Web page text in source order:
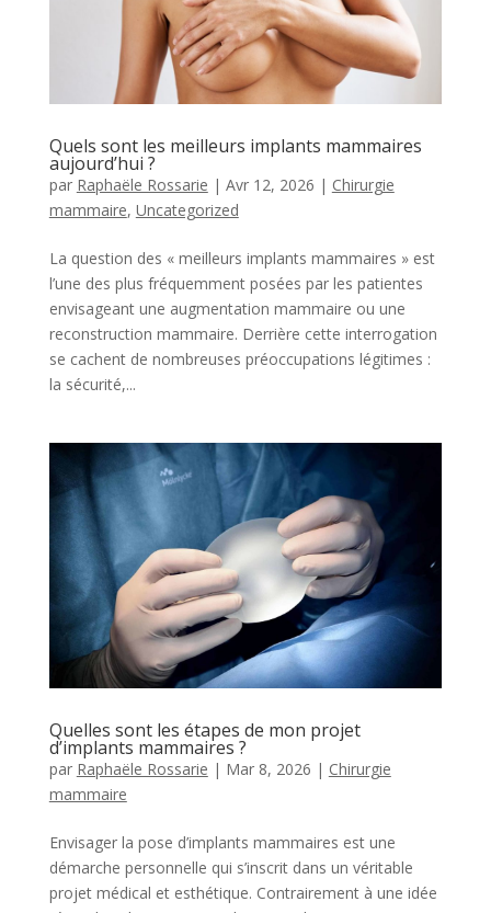
Quels sont les meilleurs implants mammaires
aujourd’hui ?
par Raphaële Rossarie | Avr 12, 2026 | Chirurgie
mammaire, Uncategorized
La question des « meilleurs implants mammaires » est
l’une des plus fréquemment posées par les patientes
envisageant une augmentation mammaire ou une
reconstruction mammaire. Derrière cette interrogation
se cachent de nombreuses préoccupations légitimes :
la sécurité,...
Quelles sont les étapes de mon projet
d’implants mammaires ?
par Raphaële Rossarie | Mar 8, 2026 | Chirurgie
mammaire
Envisager la pose d’implants mammaires est une
démarche personnelle qui s’inscrit dans un véritable
projet médical et esthétique. Contrairement à une idée